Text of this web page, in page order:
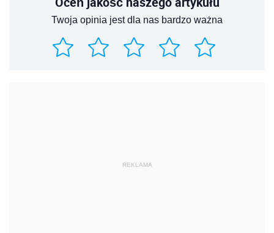
Twoja opinia jest dla nas bardzo ważna
REKLAMA